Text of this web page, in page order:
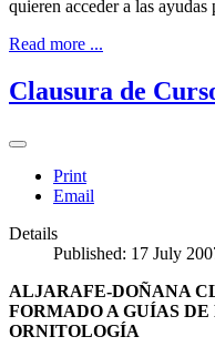
quieren acceder a las ayudas
Read more ...
Clausura de
Print
Email
Details
Published: 17 July
ALJARAFE-DOÑANA
FORMADO A GUÍAS
ORNITOLOGÍA